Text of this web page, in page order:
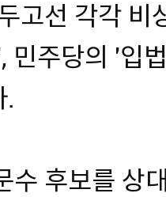
고선 각각 비
민주당의 '입
.
수 후보를 상